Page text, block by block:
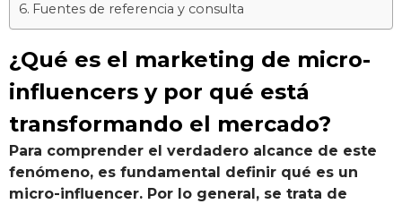
Fuentes de referencia y consulta
¿Qué es el marketing de micro-
influencers y por qué está
transformando el mercado?
Para comprender el verdadero alcance de este
fenómeno, es fundamental definir qué es un
micro-influencer. Por lo general, se trata de